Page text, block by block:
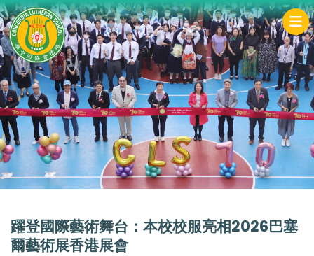
躍登國際藝術舞台：本校校服亮相2026巴塞
爾藝術展香港展會